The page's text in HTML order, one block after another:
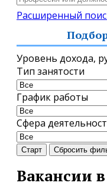
Расширенный
Уровень дохода,
Тип занятости
График работы
Сфера
Старт Сбросить
Вакансии